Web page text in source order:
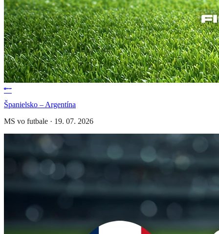
Španielsko – Argentína
MS vo futbale · 19. 07. 2026